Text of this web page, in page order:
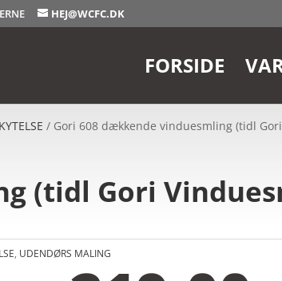
HEJ@WCFC.DK
FORSIDE
/ Gori 608 dækkende vinduesmling (tidl
(tidl Gori
, UDENDØRS MALING